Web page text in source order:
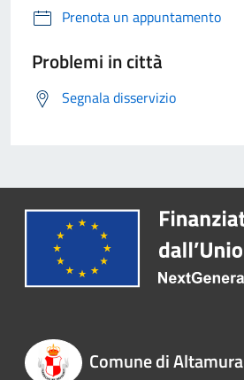
Prenota un appuntamento
Problemi in città
Segnala disservizio
Comune di Altamura